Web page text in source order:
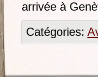
arrivée à
Catégories: